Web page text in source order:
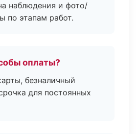
наблюдения и фото/
по этапам работ.
оплаты?
безналичный
для постоянных